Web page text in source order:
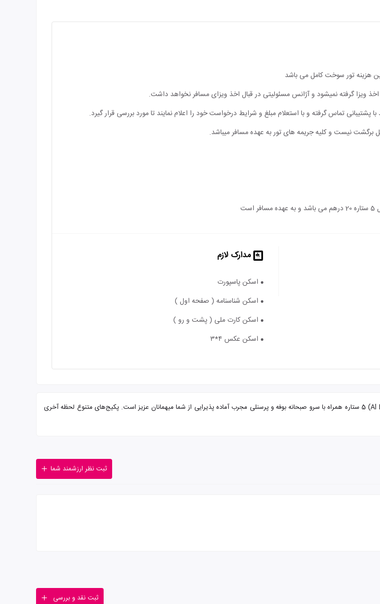
هزینه تور سوخت کامل می باشد
ویزا گرفته نمیشود و آژانس مسئولیتی در قبال اخذ ویزای مسافر نخواهد داشت.
تماس گرفته و با استعلام مبلغ و شرایط درخواست خود را اعلام نمایند تا مورد بررسی قرار گیرد.
نیست و کلیه جریمه های تور به عهده مسافر میباشد.
مدارک لازم
اسکن پاسپورت
اسکن شناسنامه ( صفحه اول )
اسکن کارت ملی ( پشت و رو )
اسکن عکس ۴*۳
تور دبی از شیراز هتل البندر روتانا با تضمین بهترین قیمت. هتل البندر روتانا (Al Bandar Rotana) 5 ستاره همراه با سرو صبحانه بوفه و پرسنلی مجرب آماده پذیرایی از شما میهمانان عزیز است. پکیج‌های متنوع لحظه آخری
ثبت نظر ارزشمند شما
ثبت نقد و بررسی